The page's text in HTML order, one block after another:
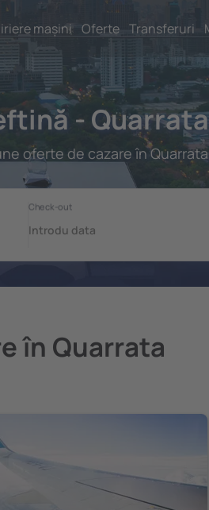
mașini Oferte Transferuri
- Quarrata
oferte de cazare în
în Quarrata